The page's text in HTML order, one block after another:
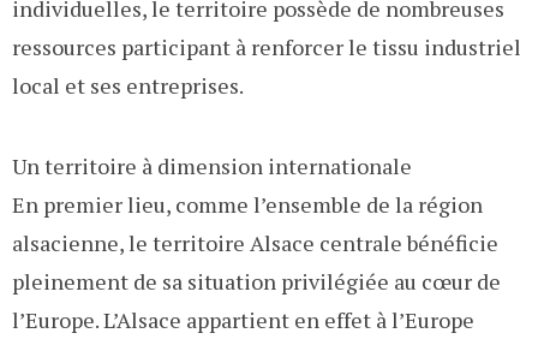
individuelles, le territoire possède de nombreuses
ressources participant à renforcer le tissu industriel
local et ses entreprises.
Un territoire à dimension internationale
En premier lieu, comme l’ensemble de la région
alsacienne, le territoire Alsace centrale bénéficie
pleinement de sa situation privilégiée au cœur de
l’Europe. L’Alsace appartient en effet à l’Europe